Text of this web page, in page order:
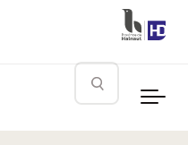
Rechercher